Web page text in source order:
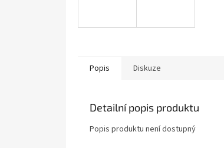
Popis Diskuze
Detailní popis produktu
Popis produktu není dostupný